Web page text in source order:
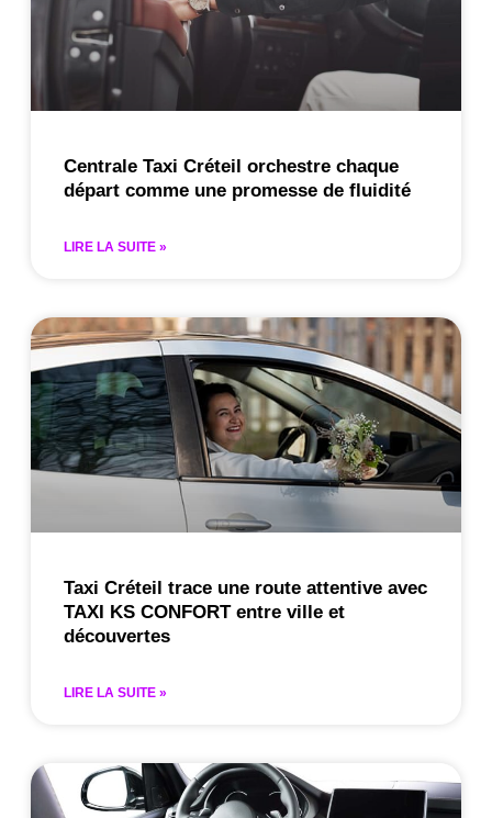
Centrale Taxi Créteil orchestre chaque
départ comme une promesse de fluidité
LIRE LA SUITE »
Taxi Créteil trace une route attentive avec
TAXI KS CONFORT entre ville et
découvertes
LIRE LA SUITE »